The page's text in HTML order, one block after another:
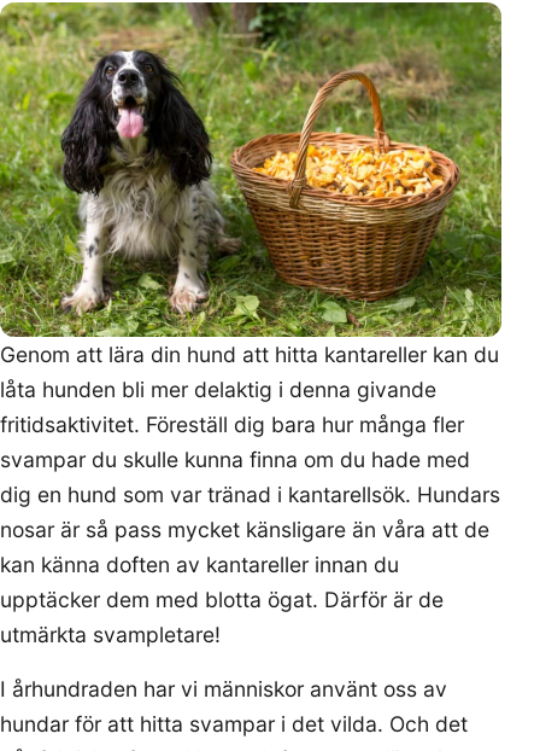
Genom att lära din hund att hitta kantareller kan du
låta hunden bli mer delaktig i denna givande
fritidsaktivitet. Föreställ dig bara hur många fler
svampar du skulle kunna finna om du hade med
dig en hund som var tränad i kantarellsök. Hundars
nosar är så pass mycket känsligare än våra att de
kan känna doften av kantareller innan du
upptäcker dem med blotta ögat. Därför är de
utmärkta svampletare!
I århundraden har vi människor använt oss av
hundar för att hitta svampar i det vilda. Och det